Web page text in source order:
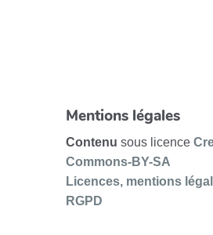
Mentions légales
Contenu sous licence
Commons-BY-SA
Licences, mentions
RGPD